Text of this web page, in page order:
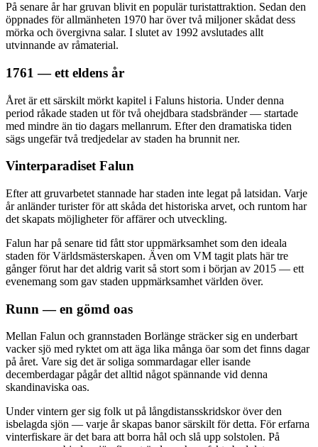
På senare år har gruvan blivit en populär turistattraktion. Sedan den
öppnades för allmänheten 1970 har över två miljoner skådat dess
mörka och övergivna salar. I slutet av 1992 avslutades allt
utvinnande av råmaterial.
1761 — ett eldens år
Året är ett särskilt mörkt kapitel i Faluns historia. Under denna
period råkade staden ut för två ohejdbara stadsbränder — startade
med mindre än tio dagars mellanrum. Efter den dramatiska tiden
sägs ungefär två tredjedelar av staden ha brunnit ner.
Vinterparadiset Falun
Efter att gruvarbetet stannade har staden inte legat på latsidan. Varje
år anländer turister för att skåda det historiska arvet, och runtom har
det skapats möjligheter för affärer och utveckling.
Falun har på senare tid fått stor uppmärksamhet som den ideala
staden för Världsmästerskapen. Även om VM tagit plats här tre
gånger förut har det aldrig varit så stort som i början av 2015 — ett
evenemang som gav staden uppmärksamhet världen över.
Runn — en gömd oas
Mellan Falun och grannstaden Borlänge sträcker sig en underbart
vacker sjö med ryktet om att äga lika många öar som det finns dagar
på året. Vare sig det är soliga sommardagar eller isande
decemberdagar pågår det alltid något spännande vid denna
skandinaviska oas.
Under vintern ger sig folk ut på långdistansskridskor över den
isbelagda sjön — varje år skapas banor särskilt för detta. För erfarna
vinterfiskare är det bara att borra hål och slå upp solstolen. På